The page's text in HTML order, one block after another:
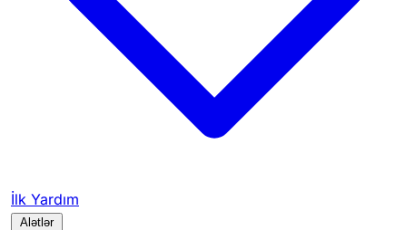
İlk Yardım
Alətlər